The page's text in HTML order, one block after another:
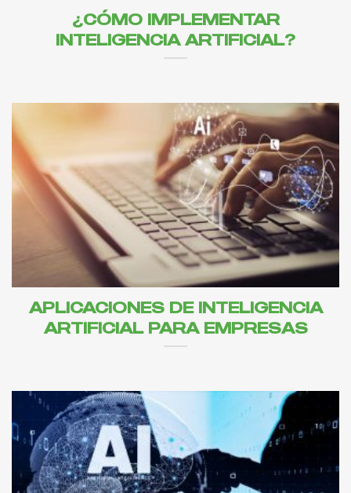
¿CÓMO IMPLEMENTAR
INTELIGENCIA ARTIFICIAL?
APLICACIONES DE INTELIGENCIA
ARTIFICIAL PARA EMPRESAS